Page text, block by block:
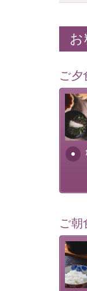
お
ご夕
美湖
提供
明が
す。
ご朝
さっ
れる
ふん